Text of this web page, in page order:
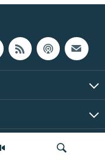
| Все права защищены.